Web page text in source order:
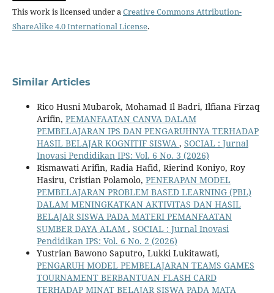
This work is licensed under aCreative Commons Attribution-
ShareAlike 4.0 International License.
Similar Articles
Rico Husni Mubarok, Mohamad Il Badri, Ilfiana Firzaq
Arifin, PEMANFAATAN CANVA DALAM
PEMBELAJARAN IPS DAN PENGARUHNYA TERHADAP
HASIL BELAJAR KOGNITIF SISWA , SOCIAL : Jurnal
Inovasi Pendidikan IPS: Vol. 6 No. 3 (2026)
Rismawati Arifin, Radia Hafid, Rierind Koniyo, Roy
Hasiru, Cristian Polamolo, PENERAPAN MODEL
PEMBELAJARAN PROBLEM BASED LEARNING (PBL)
DALAM MENINGKATKAN AKTIVITAS DAN HASIL
BELAJAR SISWA PADA MATERI PEMANFAATAN
SUMBER DAYA ALAM , SOCIAL : Jurnal Inovasi
Pendidikan IPS: Vol. 6 No. 2 (2026)
Yustrian Bawono Saputro, Lukki Lukitawati,
PENGARUH MODEL PEMBELAJARAN TEAMS GAMES
TOURNAMENT BERBANTUAN FLASH CARD
TERHADAP MINAT BELAJAR SISWA PADA MATA